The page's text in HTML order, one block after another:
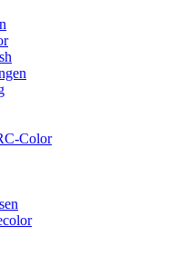
Color